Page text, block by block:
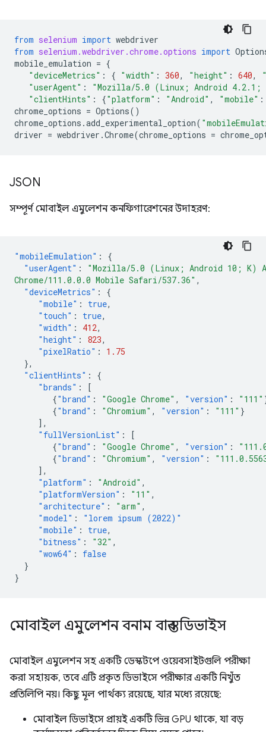
from selenium import webdriver
from selenium.webdriver.chrome.options import
mobile_emulation = {
"deviceMetrics" : { "width" : 360, "height" : 640,
"userAgent" :
"Mozilla/5.0 (Linux; Android 4.2.1;
"clientHints" : {"platform" : "Android" , "mobile" :
chrome_options = Options()
chrome_options .add_experimental_option(
driver = webdriver .Chrome(chrome_options =
JSON
সম্পূর্ণ মোবাইল এমুলেশন কনফিগারেশনের উদাহরণ:
"mobileEmulation" :
{
"userAgent" :
"Mozilla/5.0 (Linux; Android 10; K)
Chrome/111.0.0.0 Mobile Safari/537.36" ,
"deviceMetrics" :
{
"mobile" : true,
"touch" : true,
"width" : 412,
"height" : 823,
"pixelRatio" :
1.75
},
"clientHints" :
{
"brands" :
[
{"brand" : "Google Chrome" , "version" : "111"
{"brand" : "Chromium" , "version" : "111" }
],
"fullVersionList" :
[
{"brand" : "Google Chrome" , "version" :
{"brand" : "Chromium" , "version" :
],
"platform" : "Android" ,
"platformVersion" : "11" ,
"architecture" : "arm" ,
"model" :
"lorem ipsum (2022)"
"mobile" : true,
"bitness" : "32" ,
"wow64" :
false
}
}
মোবাইল এমুলেশন বনাম বাস্তব ডিভাইস
মোবাইল এমুলেশন সহ একটি ডেস্কটপে ওয়েবসাইটগুলি পরীক্ষা
করা সহায়ক, তবে এটি প্রকৃত ডিভাইসে পরীক্ষার একটি নিখুঁত
প্রতিলিপি নয়। কিছু মূল পার্থক্য রয়েছে, যার মধ্যে রয়েছে:
মোবাইল ডিভাইসে প্রায়ই একটি ভিন্ন GPU থাকে, যা বড়